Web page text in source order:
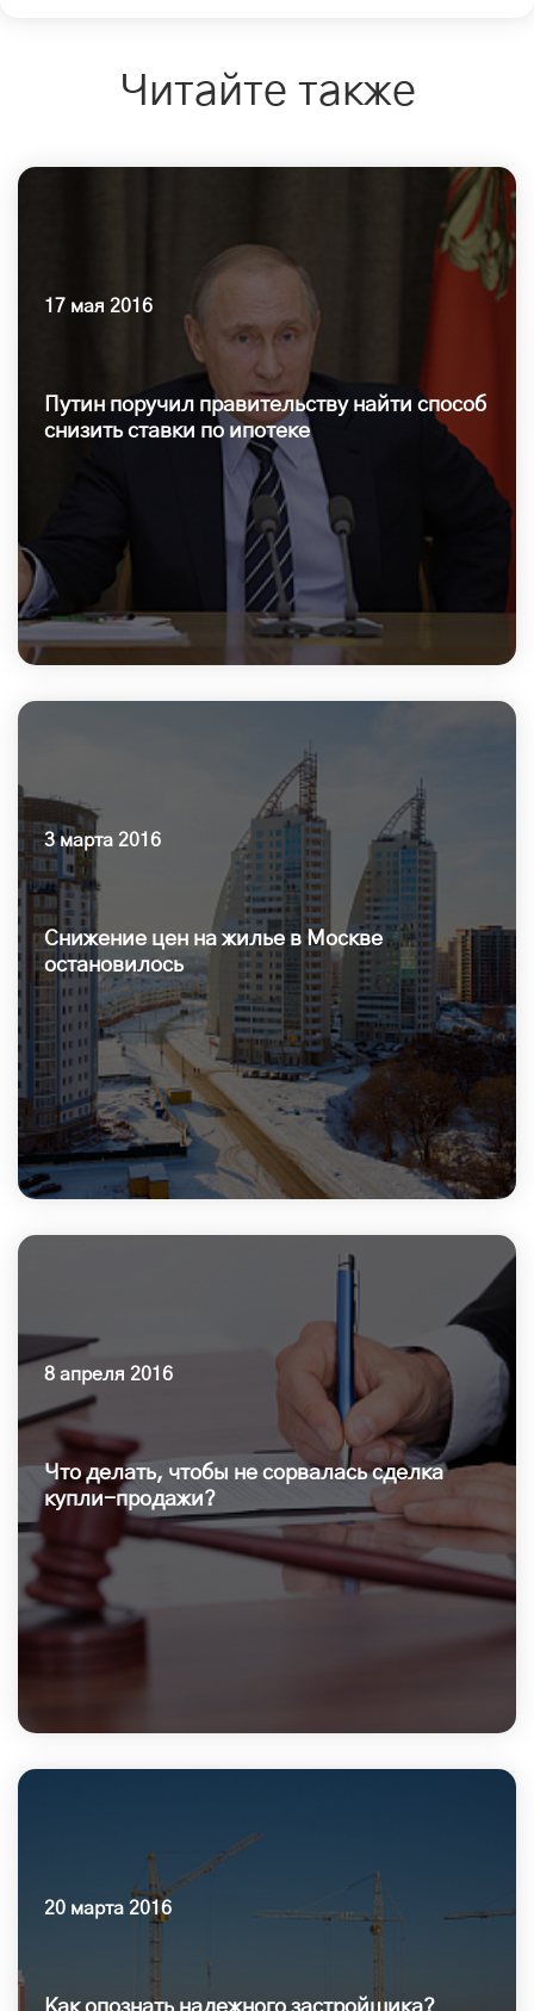
Читайте также
17 мая 2016
Путин поручил правительству найти способ
снизить ставки по ипотеке
3 марта 2016
Снижение цен на жилье в Москве
остановилось
8 апреля 2016
Что делать, чтобы не сорвалась сделка
купли-продажи?
20 марта 2016